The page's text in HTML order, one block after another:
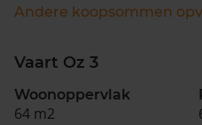
Andere koopsommen
Vaart Oz 3
Woonoppervlak
64 m2